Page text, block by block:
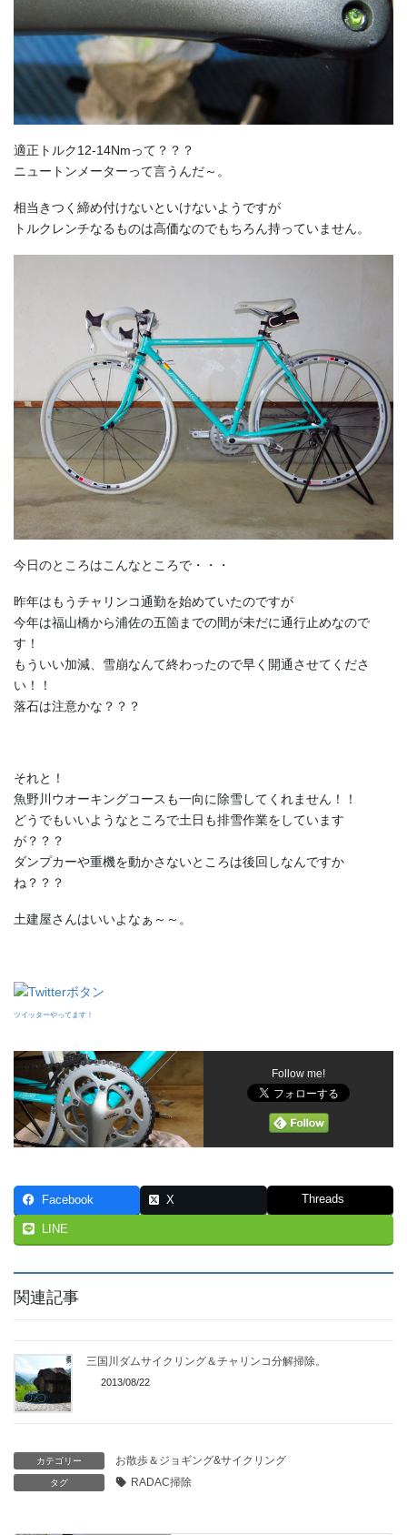
適正トルク12-14Nmって？？？
ニュートンメーターって言うんだ～。
相当きつく締め付けないといけないようですが
トルクレンチなるものは高価なのでもちろん持っていません。
今日のところはこんなところで・・・
昨年はもうチャリンコ通勤を始めていたのですが
今年は福山橋から浦佐の五箇までの間が未だに通行止めなので
す！
もういい加減、雪崩なんて終わったので早く開通させてくださ
い！！
落石は注意かな？？？
それと！
魚野川ウオーキングコースも一向に除雪してくれません！！
どうでもいいようなところで土日も排雪作業をしています
が？？？
ダンプカーや重機を動かさないところは後回しなんですか
ね？？？
土建屋さんはいいよなぁ～～。
ツイッターやってます！
Follow me!
Facebook X Threads
LINE
関連記事
三国川ダムサイクリング＆チャリンコ分解掃除。
2013/08/22
カテゴリー お散歩＆ジョギング&サイクリング
タグ RADAC掃除